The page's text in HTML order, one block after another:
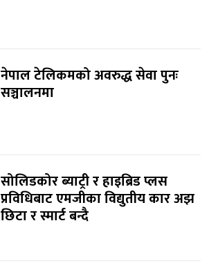
नेपाल टेलिकमको अवरुद्ध सेवा पुनः
सञ्चालनमा
सोलिडकोर ब्याट्री र हाइब्रिड प्लस
प्रविधिबाट एमजीका विद्युतीय कार अझ
छिटा र स्मार्ट बन्दै